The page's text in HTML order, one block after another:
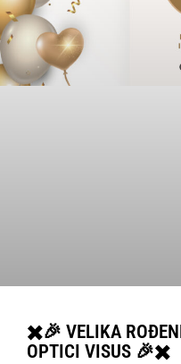
✖️🎉 VELIKA
OPTICI VISUS 🎉✖️